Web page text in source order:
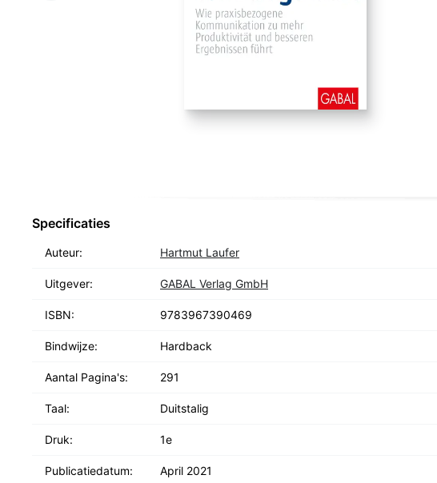
Specificaties
Auteur: Hartmut Laufer
Uitgever: GABAL Verlag GmbH
ISBN: 9783967390469
Bindwijze: Hardback
Aantal Pagina's: 291
Taal: Duitstalig
Druk: 1e
Publicatiedatum: April 2021